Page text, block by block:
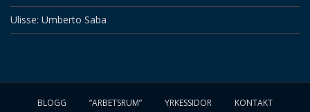
Ulisse: Umberto Saba
BLOGG ”ARBETSRUM” YRKESSIDOR KONTAKT